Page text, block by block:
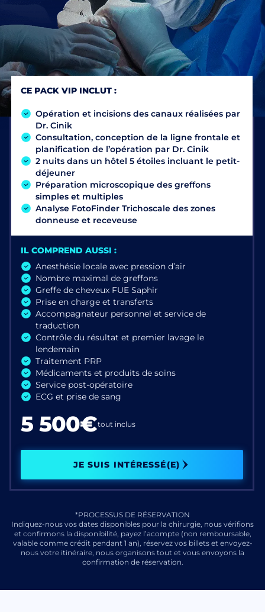
CE PACK VIP INCLUT :
Opération et incisions des canaux réalisées par
Dr. Cinik
Consultation, conception de la ligne frontale et
planification de l’opération par Dr. Cinik
2 nuits dans un hôtel 5 étoiles incluant le petit-
déjeuner
Préparation microscopique des greffons
simples et multiples
Analyse FotoFinder Trichoscale des zones
donneuse et receveuse
IL COMPREND AUSSI :
Anesthésie locale avec pression d’air
Nombre maximal de greffons
Greffe de cheveux FUE Saphir
Prise en charge et transferts
Accompagnateur personnel et service de
traduction
Contrôle du résultat et premier lavage le
lendemain
Traitement PRP
Médicaments et produits de soins
Service post-opératoire
ECG et prise de sang
5 500€tout inclus
JE SUIS INTÉRESSÉ(E)
*PROCESSUS DE RÉSERVATION
Indiquez-nous vos dates disponibles pour la chirurgie, nous vérifions
et confirmons la disponibilité, payez l’acompte (non remboursable,
valable comme crédit pendant 1 an), réservez vos billets et envoyez-
nous votre itinéraire, nous organisons tout et vous envoyons la
confirmation de réservation.